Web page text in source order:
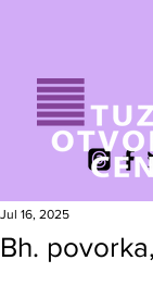
Bh.
Jul 16, 2025